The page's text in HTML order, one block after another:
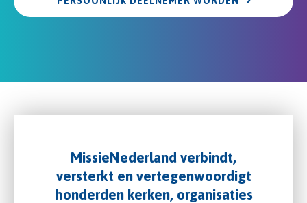
MissieNederland verbindt,
versterkt en vertegenwoordigt
honderden kerken, organisaties